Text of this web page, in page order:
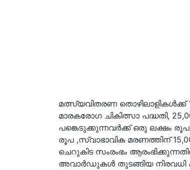
മത്സ്യവിതരണ
മാരകരോഗ ചികിത്സാ പദ്ധതി,
പങ്കെടുക്കുന്നവര്‍ക്ക് ഒരു ലക്ഷം
രൂപ ,സ്വാഭാവിക മരണത്തിന്
ചെറുകിട സംരംഭം
അവാര്‍ഡുകള്‍ തുടങ്ങിയ നിരവധി